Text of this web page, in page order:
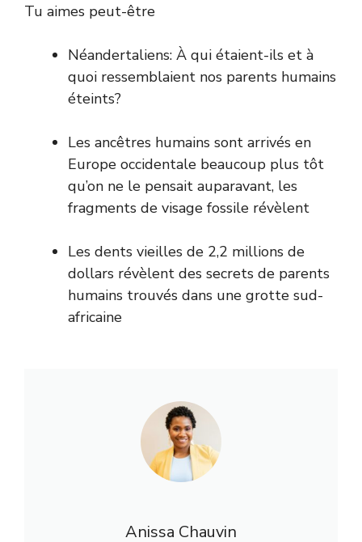
Tu aimes peut-être
Néandertaliens: À qui étaient-ils et à
quoi ressemblaient nos parents humains
éteints?
Les ancêtres humains sont arrivés en
Europe occidentale beaucoup plus tôt
qu’on ne le pensait auparavant, les
fragments de visage fossile révèlent
Les dents vieilles de 2,2 millions de
dollars révèlent des secrets de parents
humains trouvés dans une grotte sud-
africaine
Anissa Chauvin